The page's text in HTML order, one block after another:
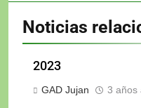
Noticias
2023
GAD Jujan 3 años